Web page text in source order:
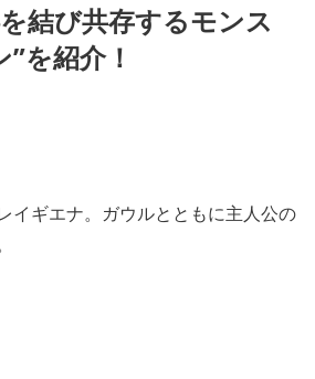
結び共存するモンス
を紹介！
イギエナ。ガウルとともに主人公の